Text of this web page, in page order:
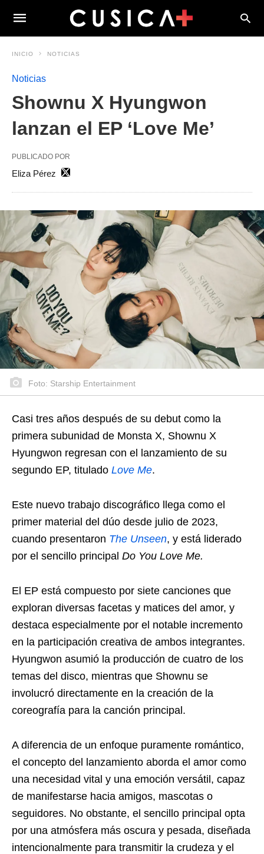
INICIO NOTICIAS
Noticias
Shownu X Hyungwon
lanzan el EP ‘Love Me’
PUBLICADO POR
Eliza Pérez
Foto: Starship Entertainment
Casi tres años después de su debut como la
primera subunidad de Monsta X, Shownu X
Hyungwon regresan con el lanzamiento de su
segundo EP, titulado Love Me.
Este nuevo trabajo discográfico llega como el
primer material del dúo desde julio de 2023,
cuando presentaron The Unseen, y está liderado
por el sencillo principal Do You Love Me.
El EP está compuesto por siete canciones que
exploran diversas facetas y matices del amor, y
destaca especialmente por el notable incremento
en la participación creativa de ambos integrantes.
Hyungwon asumió la producción de cuatro de los
temas del disco, mientras que Shownu se
involucró directamente en la creación de la
coreografía para la canción principal.
A diferencia de un enfoque puramente romántico,
el concepto del lanzamiento aborda el amor como
una necesidad vital y una emoción versátil, capaz
de manifestarse hacia amigos, mascotas o
seguidores. No obstante, el sencillo principal opta
por una atmósfera más oscura y pesada, diseñada
intencionalmente para transmitir la crudeza y el